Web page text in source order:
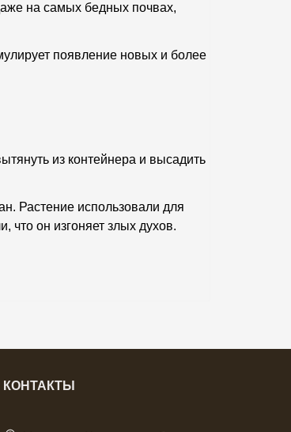
на самых бедных почвах,
появление новых и более
из контейнера и высадить
Растение использовали для
что он изгоняет злых духов.
КОНТАКТЫ